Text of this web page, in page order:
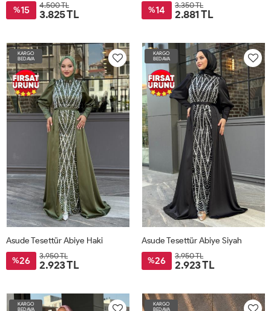
%15 4.500 TL
3.825 TL %14 3.350 TL
2.881 TL
KARGO
BEDAVA
Asude Tesettür Abiye Haki
%26 3.950 TL
2.923 TL
KARGO
BEDAVA
Asude Tesettür Abiye Siyah
%26 3.950 TL
2.923 TL
KARGO
BEDAVA
KARGO
BEDAVA